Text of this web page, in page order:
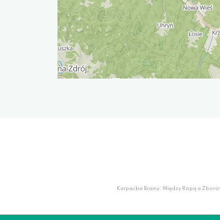
Karpackie Bramy: Między Ropą a